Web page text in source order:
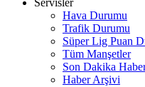
Servisler
Hava Durumu
Trafik Durumu
Süper Lig Puan
Tüm Manşetler
Son Dakika
Haber Arşivi